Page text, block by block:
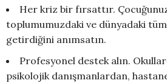
Her kriz bir fırsattır.
toplumumuzdaki ve dünyadaki
getirdiğini anımsatın.
Profesyonel destek alın.
psikolojik danışmanlardan,